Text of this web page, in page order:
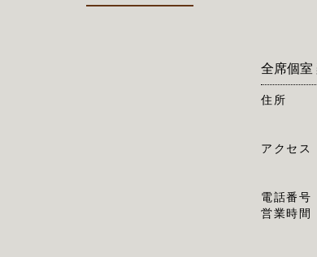
全席個室
住所
アクセス
電話番号
営業時間